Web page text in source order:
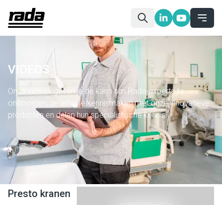
VIDEOS
Onze video's geven je de kans om Rada-experts te
ontmoeten, ze laten je kennismaken met onze innovatieve
producten en delen hun specialistische kennis.
Startpagina Info & Docu Videos
Presto kranen